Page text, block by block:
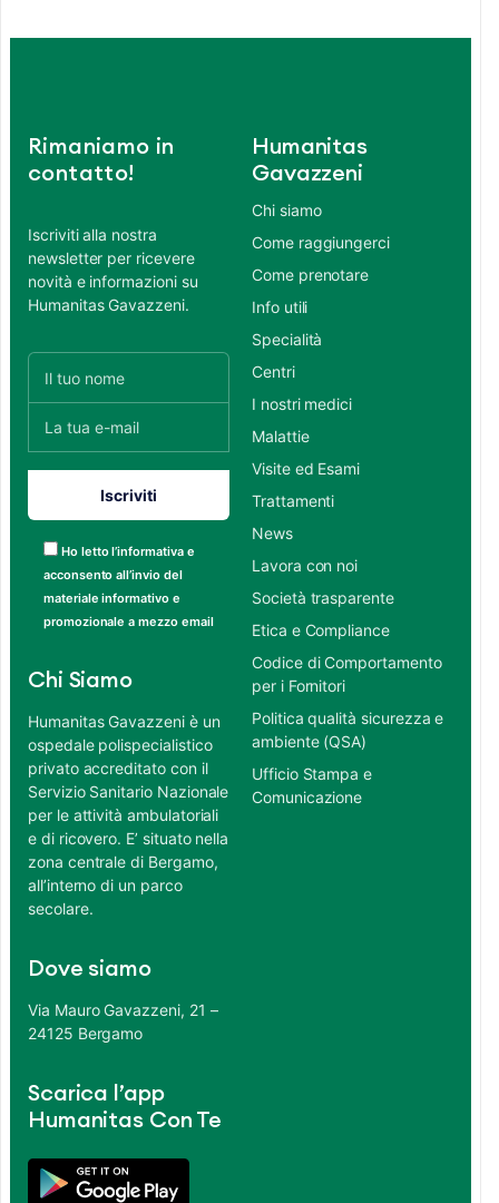
Rimaniamo in
contatto!
Iscriviti alla nostra
newsletter per ricevere
novità e informazioni su
Humanitas Gavazzeni.
Ho letto l’informativa e
acconsento all’invio del
materiale informativo e
promozionale a mezzo email
Chi Siamo
Humanitas Gavazzeni è un
ospedale polispecialistico
privato accreditato con il
Servizio Sanitario Nazionale
per le attività ambulatoriali
e di ricovero. E’ situato nella
zona centrale di Bergamo,
all’interno di un parco
secolare.
Dove siamo
Via Mauro Gavazzeni, 21 –
24125 Bergamo
Scarica l’app
Humanitas Con Te
Humanitas
Gavazzeni
Chi siamo
Come raggiungerci
Come prenotare
Info utili
Specialità
Centri
I nostri medici
Malattie
Visite ed Esami
Trattamenti
News
Lavora con noi
Società trasparente
Etica e Compliance
Codice di Comportamento
per i Fornitori
Politica qualità sicurezza e
ambiente (QSA)
Ufficio Stampa e
Comunicazione